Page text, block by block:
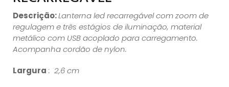
Descrição:Lanterna led recarregável com zoom de
regulagem e três estágios de iluminação, material
metálico com USB acoplado para carregamento.
Acompanha cordão de nylon.
Largura : 2,6 cm